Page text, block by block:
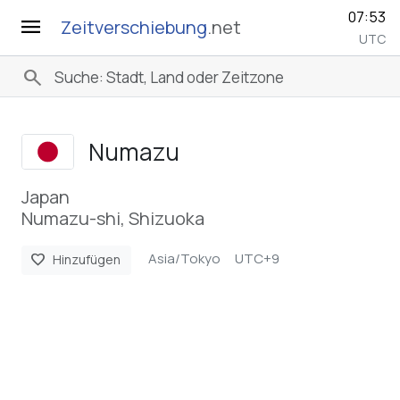
menu Zeitverschiebung.net 07:53
UTC
search
Numazu
Japan
Numazu-shi, Shizuoka
favorite Hinzufügen Asia/Tokyo UTC+9